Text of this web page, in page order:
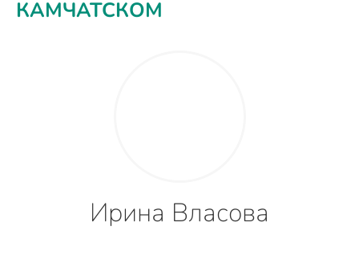
КАМЧАТСКОМ
Ирина Власова